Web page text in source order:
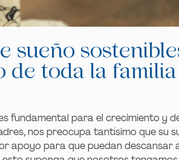
sueño
de toda la familia
fundamental para el crecimiento y
nos preocupa tantísimo que su
apoyo para que puedan